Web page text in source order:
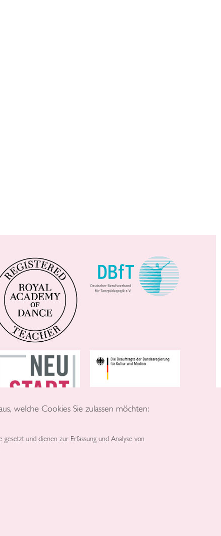
welche Cookies Sie zulassen möchten:
gesetzt und dienen zur Erfassung und Analyse von